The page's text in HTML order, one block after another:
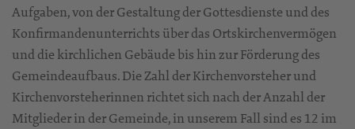
Aufgaben, von der Gestaltung der Gottesdienste und des
Konfirmandenunterrichts über das Ortskirchenvermögen
und die kirchlichen Gebäude bis hin zur Förderung des
Gemeindeaufbaus. Die Zahl der Kirchenvorsteher und
Kirchenvorsteherinnen richtet sich nach der Anzahl der
Mitglieder in der Gemeinde, in unserem Fall sind es 12 im